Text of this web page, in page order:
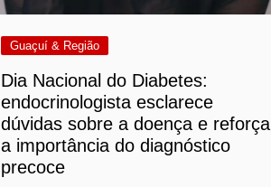
Guaçuí & Região
Dia Nacional do Diabetes:
endocrinologista esclarece
dúvidas sobre a doença e reforça
a importância do diagnóstico
precoce